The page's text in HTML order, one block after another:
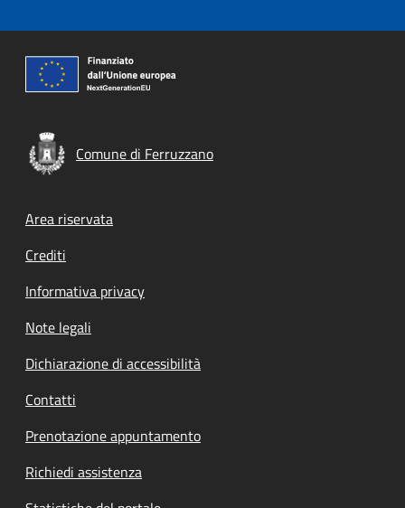
Comune di Ferruzzano
Footer menu
Area riservata
Crediti
Informativa privacy
Note legali
Dichiarazione di accessibilità
Contatti
Prenotazione appuntamento
Richiedi assistenza